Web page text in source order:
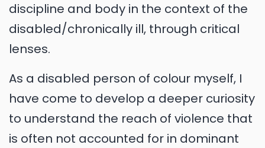
discipline and body in the context of the
disabled/chronically ill, through critical
lenses.
As a disabled person of colour myself, I
have come to develop a deeper curiosity
to understand the reach of violence that
is often not accounted for in dominant